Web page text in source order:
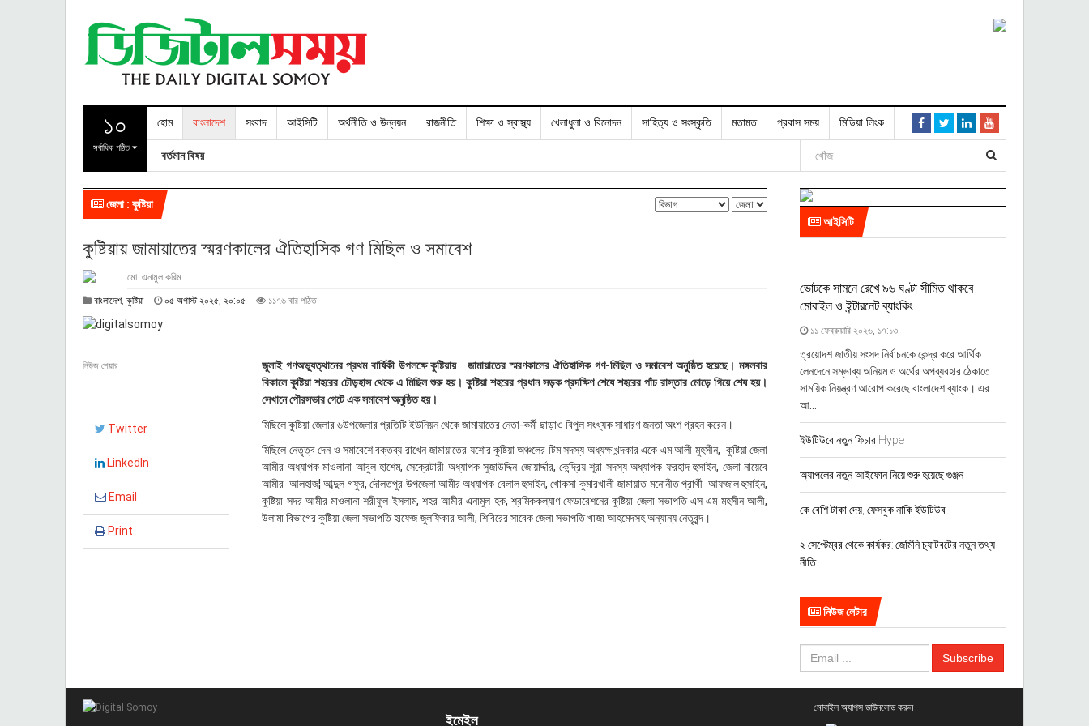
১০
সর্বাধিক পঠিত
হোম বাংলাদেশ সংবাদ আইসিটি অর্থনীতি ও উন্নয়ন রাজনীতি শিক্ষা ও স্বাস্থ্য খেলাধুলা ও বিনোদন সাহিত্য ও সংস্কৃতি মতামত প্রবাস সময় মিডিয়া লিংক
বর্তমান বিষয়
জেলা : কুষ্টিয়া
কুষ্টিয়ায় জামায়াতের স্মরণকালের ঐতিহাসিক গণ মিছিল ও সমাবেশ
মো. এনামুল করিম
বাংলাদেশ, কুষ্টিয়া ০৫ অগাস্ট ২০২৫, ২০:০৫ ১১৭৬ বার পঠিত
জুলাই গণঅভ্যুত্থানের প্রথম বার্ষিকী উপলক্ষে কুষ্টিয়ায় জামায়াতের স্মরণকালের ঐতিহাসিক গণ-মিছিল ও সমাবেশ অনুষ্ঠিত হয়েছে। মঙ্গলবার
বিকালে কুষ্টিয়া শহরের চৌড়হাস থেকে এ মিছিল শুরু হয়। কুষ্টিয়া শহরের প্রধান সড়ক প্রদক্ষিণ শেষে শহরের পাঁচ রাস্তার মোড়ে গিয়ে শেষ হয়।
সেখানে পৌরসভার গেটে এক সমাবেশ অনুষ্ঠিত হয়।
মিছিলে কুষ্টিয়া জেলার ৬উপজেলার প্রতিটি ইউনিয়ন থেকে জামায়াতের নেতা-কর্মী ছাড়াও বিপুল সংখ্যক সাধারণ জনতা অংশ গ্রহন করেন।
মিছিলে নেতৃত্ব দেন ও সমাবেশে বক্তব্য রাখেন জামায়াতের যশোর কুষ্টিয়া অঞ্চলের টিম সদস্য অধ্যক্ষ খন্দকার একে এম আলী মুহসীন, কুষ্টিয়া জেলা
আমীর অধ্যাপক মাওলানা আবুল হাশেম, সেক্রেটারী অধ্যাপক সুজাউদ্দিন জোয়ার্দ্দার, কেন্দ্রিয় শূরা সদস্য অধ্যাপক ফরহাদ হুসাইন, জেলা নায়েবে
আমীর আলহাজ¦ আব্দুল গফুর, দৌলতপুর উপজেলা আমীর অধ্যাপক বেলাল হুসাইন, খোকসা কুমারখালী জামায়াত মনোনীত প্রার্থী আফজাল হুসাইন,
কুষ্টিয়া সদর আমীর মাওলানা শরীফুল ইসলাম, শহর আমীর এনামুল হক, শ্রমিককল্যাণ ফেডারেশনের কুষ্টিয়া জেলা সভাপতি এস এম মহসীন আলী,
উলামা বিভাগের কুষ্টিয়া জেলা সভাপতি হাফেজ জুলফিকার আলী, শিবিরের সাবেক জেলা সভাপতি খাজা আহমেদসহ অন্যান্য নেতৃবৃন্দ।
নিউজ শেয়ার
Twitter
LinkedIn
Email
Print
আইসিটি
ভোটকে সামনে রেখে ৯৬ ঘণ্টা সীমিত থাকবে
মোবাইল ও ইন্টারনেট ব্যাংকিং
১১ ফেব্রুয়ারি ২০২৬, ১৭:১৩
ত্রয়োদশ জাতীয় সংসদ নির্বাচনকে কেন্দ্র করে আর্থিক
লেনদেনে সম্ভাব্য অনিয়ম ও অর্থের অপব্যবহার ঠেকাতে
সাময়িক নিয়ন্ত্রণ আরোপ করেছে বাংলাদেশ ব্যাংক। এর
আ...
ইউটিউবে নতুন ফিচার Hype
অ্যাপলের নতুন আইফোন নিয়ে শুরু হয়েছে গুঞ্জন
কে বেশি টাকা দেয়, ফেসবুক নাকি ইউটিউব
২ সেপ্টেম্বর থেকে কার্যকর: জেমিনি চ্যাটবটের নতুন তথ্য
নীতি
নিউজ লেটার
ইমেইল
মোবাইল অ্যাপস ডাউনলোড করুন